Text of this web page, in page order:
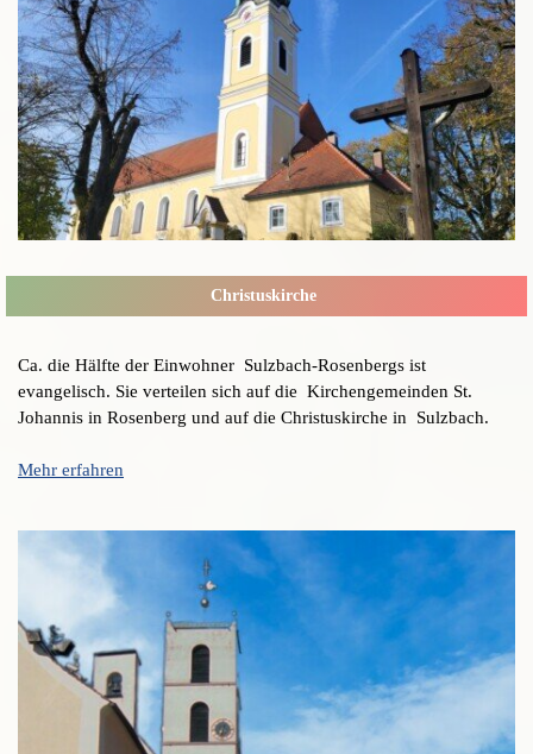
Christuskirche
Ca. die Hälfte der Einwohner Sulzbach-Rosenbergs ist
evangelisch. Sie verteilen sich auf die Kirchengemeinden St.
Johannis in Rosenberg und auf die Christuskirche in Sulzbach.
Mehr erfahren